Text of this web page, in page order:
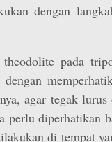
dengan
theodolite pada
agar tegak
perlu diperhatikan
di tempat